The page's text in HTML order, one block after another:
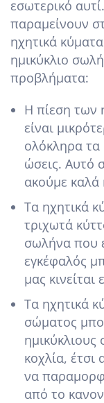
εσωτερικό
παραμείνουν
ηχητικά
ημικύκλιο
προβλήματα:
Η πίεση των
είναι
ολόκληρα τα
ώσεις. Αυτό
ακούμε καλά
Τα ηχητικά
τριχωτά
σωλήνα που
εγκέφαλός
μας κινείται
Τα ηχητικά
σώματος
ημικύκλιους
κοχλία, έτσι
να
από το